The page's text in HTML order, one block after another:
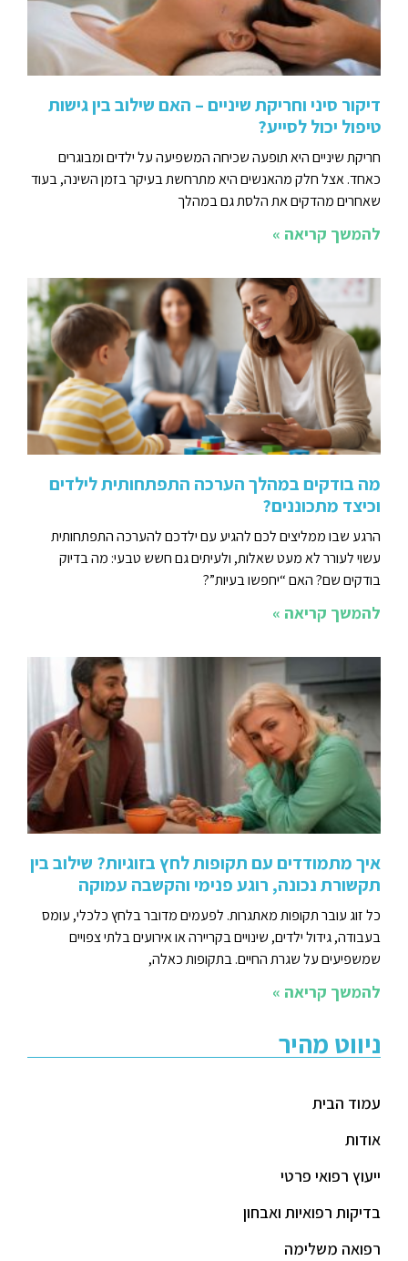
דיקור סיני וחריקת שיניים – האם שילוב בין גישות
טיפול יכול לסייע?
חריקת שיניים היא תופעה שכיחה המשפיעה על ילדים ומבוגרים
כאחד. אצל חלק מהאנשים היא מתרחשת בעיקר בזמן השינה, בעוד
שאחרים מהדקים את הלסת גם במהלך
להמשך קריאה »
מה בודקים במהלך הערכה התפתחותית לילדים
וכיצד מתכוננים?
הרגע שבו ממליצים לכם להגיע עם ילדכם להערכה התפתחותית
עשוי לעורר לא מעט שאלות, ולעיתים גם חשש טבעי: מה בדיוק
בודקים שם? האם “יחפשו בעיות”?
להמשך קריאה »
איך מתמודדים עם תקופות לחץ בזוגיות? שילוב בין
תקשורת נכונה, רוגע פנימי והקשבה עמוקה
כל זוג עובר תקופות מאתגרות. לפעמים מדובר בלחץ כלכלי, עומס
בעבודה, גידול ילדים, שינויים בקריירה או אירועים בלתי צפויים
שמשפיעים על שגרת החיים. בתקופות כאלה,
להמשך קריאה »
ניווט מהיר
עמוד הבית
אודות
ייעוץ רפואי פרטי
בדיקות רפואיות ואבחון
רפואה משלימה